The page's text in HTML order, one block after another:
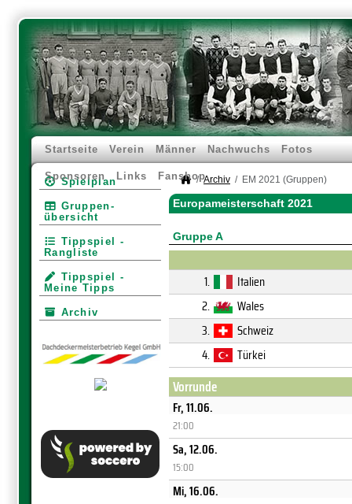
Startseite Verein Männer Nachwuchs Fotos
Sponsoren Links Fanshop
Spielplan
Gruppen­
übersicht
Tippspiel -
Rangliste
Tippspiel -
Meine Tipps
Archiv
Archiv EM 2021 (Gruppen)
Europameisterschaft 2021
Gruppe A
1.
Italien
2.
Wales
3.
Schweiz
4.
Türkei
Vorrunde
Fr, 11.06.
21:00
Sa, 12.06.
15:00
Mi, 16.06.